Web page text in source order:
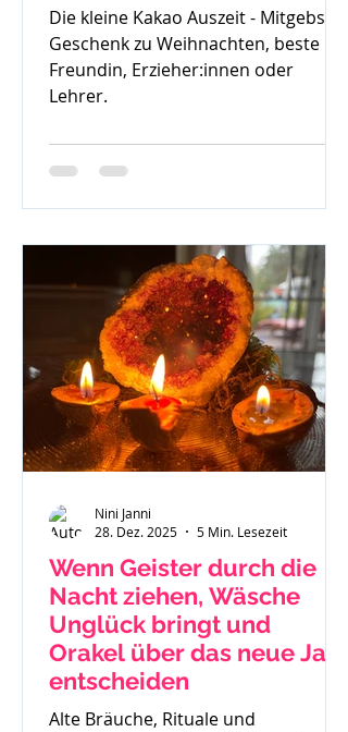
Die kleine Kakao Auszeit - Mitgebsel,
Geschenk zu Weihnachten, beste
Freundin, Erzieher:innen oder
Lehrer.
Wenn Geister durch die
Nacht ziehen, Wäsche
Unglück bringt und
Orakel über das neue Jahr
entscheiden
Alte Bräuche, Rituale und
Nini Janni
28. Dez. 2025
5 Min. Lesezeit